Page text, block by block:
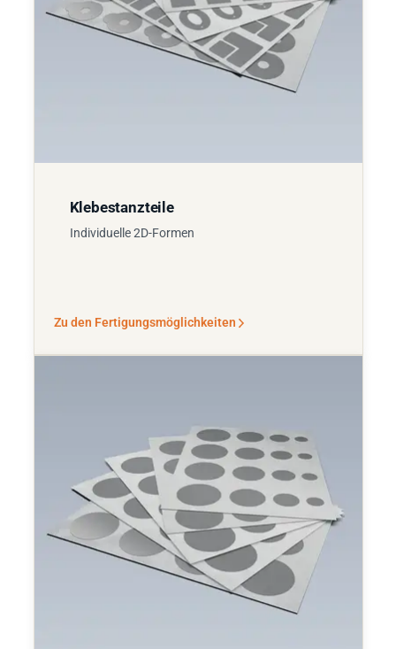
Klebestanzteile
Individuelle 2D-Formen
Zu den Fertigungsmöglichkeiten